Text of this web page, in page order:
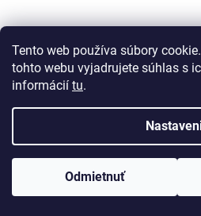
Tento web používa súbory
tohto webu vyjadrujete súhlas s
informácií tu.
Odmietnuť
Liquid Elements - penový